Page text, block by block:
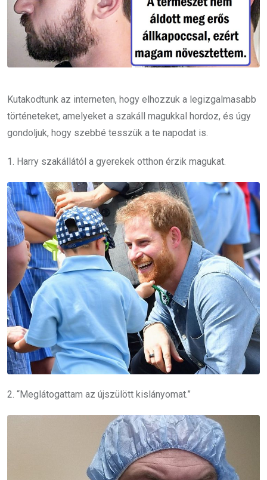
Kutakodtunk az interneten, hogy elhozzuk a legizgalmasabb
történeteket, amelyeket a szakáll magukkal hordoz, és úgy
gondoljuk, hogy szebbé tesszük a te napodat is.
1. Harry szakállától a gyerekek otthon érzik magukat.
2. “Meglátogattam az újszülött kislányomat.”